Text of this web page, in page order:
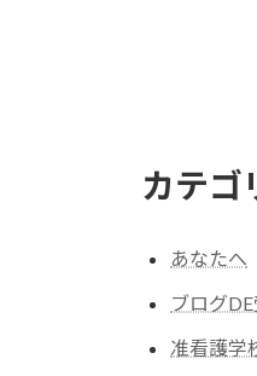
カテゴ
あなたへ
ブログ
准看護学